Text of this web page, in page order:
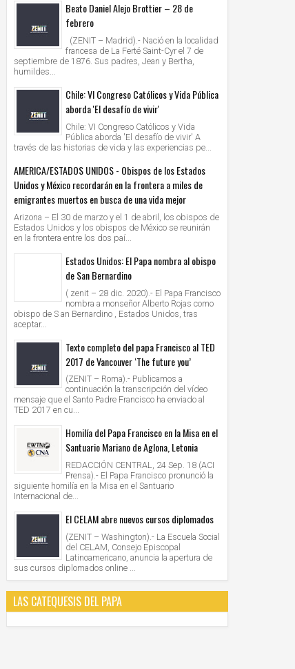
Beato Daniel Alejo Brottier – 28 de
febrero
(ZENIT – Madrid).- Nació en la localidad
francesa de La Ferté Saint-Cyr el 7 de
septiembre de 1876. Sus padres, Jean y Bertha,
humildes...
Chile: VI Congreso Católicos y Vida Pública
aborda 'El desafío de vivir'
Chile: VI Congreso Católicos y Vida
Pública aborda 'El desafío de vivir' A
través de las historias de vida y las experiencias pe...
AMERICA/ESTADOS UNIDOS - Obispos de los Estados
Unidos y México recordarán en la frontera a miles de
emigrantes muertos en busca de una vida mejor
Arizona – El 30 de marzo y el 1 de abril, los obispos de
Estados Unidos y los obispos de México se reunirán
en la frontera entre los dos paí...
Estados Unidos: El Papa nombra al obispo
de San Bernardino
( zenit – 28 dic. 2020).- El Papa Francisco
nombra a monseñor Alberto Rojas como
obispo de S an Bernardino , Estados Unidos, tras
aceptar...
Texto completo del papa Francisco al TED
2017 de Vancouver ‘The future you’
(ZENIT – Roma).- Publicamos a
continuación la transcripción del vídeo
mensaje que el Santo Padre Francisco ha enviado al
TED 2017 en cu...
Homilía del Papa Francisco en la Misa en el
Santuario Mariano de Aglona, Letonia
REDACCIÓN CENTRAL, 24 Sep. 18 (ACI
Prensa).- El Papa Francisco pronunció la
siguiente homilía en la Misa en el Santuario
Internacional de...
El CELAM abre nuevos cursos diplomados
(ZENIT – Washington).- La Escuela Social
del CELAM, Consejo Episcopal
Latinoamericano, anuncia la apertura de
sus cursos diplomados online ...
LAS CATEQUESIS DEL PAPA